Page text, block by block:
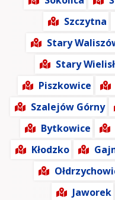
Szczytna
Stary
Stary
Piszkowice
Szalejów Górny
Bytkowice
Kłodzko
Jaworek